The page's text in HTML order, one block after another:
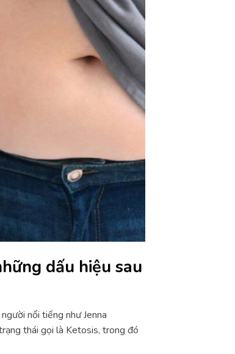
dấu hiệu sau
nổi tiếng như Jenna
thái gọi là Ketosis, trong đó